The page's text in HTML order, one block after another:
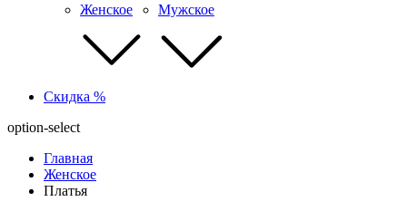
Женское Мужское
Скидка %
option-select
Главная
Женское
Платья